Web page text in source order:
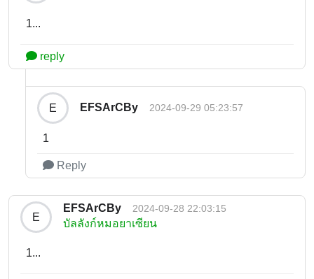
1...
reply
E EFSArCBy 2024-09-29 05:23:57
1
Reply
E
EFSArCBy 2024-09-28 22:03:15
บัลลังก์หมอยาเซียน
1...